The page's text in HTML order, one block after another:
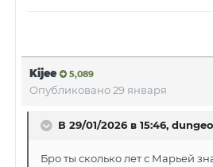
Kijee 5,089
Опубликовано29 января
В 29/01/2026 в 15:46,
Бро ты сколько лет с Марьей